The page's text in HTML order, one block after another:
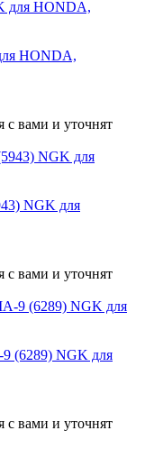
HONDA,
с вами и уточнят
NGK для
с вами и уточнят
(6289) NGK для
с вами и уточнят